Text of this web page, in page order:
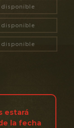
disponible
disponible
disponible
estará
la fecha